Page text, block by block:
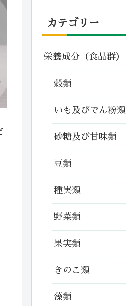
カテゴリー
栄養成分（食品群）
穀類
いも及びでん粉類
砂糖及び甘味類
豆類
種実類
野菜類
果実類
きのこ類
藻類